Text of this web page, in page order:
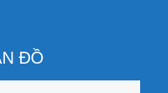
ĐỒ